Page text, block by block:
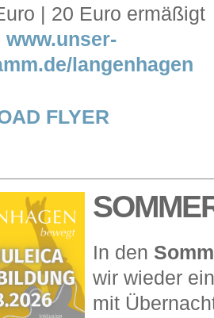
| 20 Euro ermäßigt
www.unser-
langenhagen
FLYER
In den
wir wieder
mit